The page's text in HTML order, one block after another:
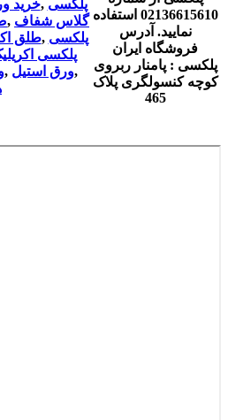
02136615610 استفاده
نمایید. آدرس
فروشگاه ایران
پلکسی : پامنار ربروی
کوچه کنسولگری پلاک
465
پلکسی ,خرید
گلاس شفاف ,
پلکسی ,طلق
پلکسی
,ورق استیل ,